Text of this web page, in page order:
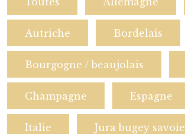
Autriche Bordelais
Bourgogne / beaujolais
Champagne Espagne
Italie Jura bugey savoie